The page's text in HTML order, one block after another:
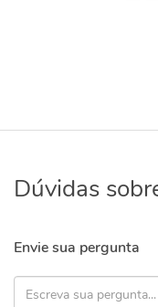
Dúvidas
Envie sua pergunta